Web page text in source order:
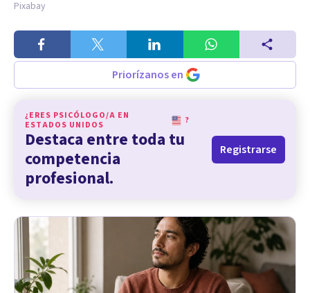
Pixabay
Priorízanos en
¿ERES PSICÓLOGO/A EN
ESTADOS UNIDOS
?
Destaca entre toda tu
competencia
profesional.
Registrarse